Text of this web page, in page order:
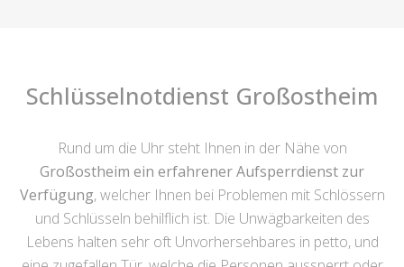
Schlüsselnotdienst Großostheim
Rund um die Uhr steht Ihnen in der Nähe von
Großostheim ein erfahrener Aufsperrdienst zur
Verfügung, welcher Ihnen bei Problemen mit Schlössern
und Schlüsseln behilflich ist. Die Unwägbarkeiten des
Lebens halten sehr oft Unvorhersehbares in petto, und